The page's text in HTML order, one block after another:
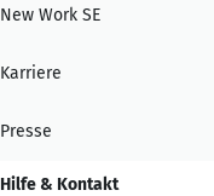
New Work SE
Karriere
Presse
Hilfe & Kontakt